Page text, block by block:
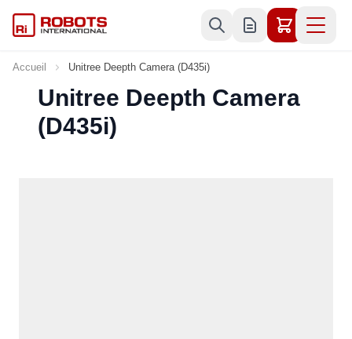
Accueil Unitree Deepth Camera (D435i)
Unitree Deepth Camera
(D435i)